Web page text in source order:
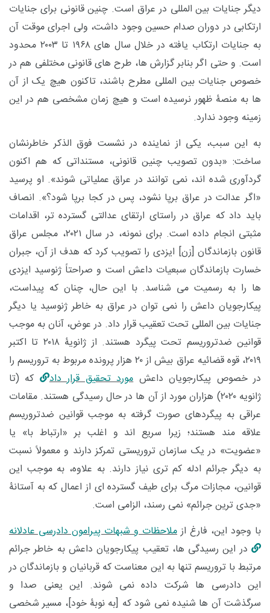
دیگر جنایات بین المللی در عراق است. چنین قانونی برای جنایات
ارتکابی در دوران صدام حسین وجود داشت، ولی اجرای موقت آن
به جنایات ارتکاب یافته در خلال سال های ۱۹۶۸ تا ۲۰۰۳ محدود
است. و حتی اگربنابر گزارش ها، طرح های قانونی مختلفی هم در
خصوص جنایات بین المللی مطرح باشند، تاکنون هیچ یک از آن
ها به منصۀ ظهور نرسیده است و هیچ زمان مشخصی هم در این
زمینه وجود ندارد.
به این سبب، یکی از نماینده در نشست فوق الذکر خاطرنشان
ساخت: «بدون تصویب چنین قانونی، مستنداتی که هم اکنون
گردآوری شده اند، نمی توانند در عراق عملیاتی شوند». او پرسید
«اگر عدالت در عراق برپا نشود، پس در کجا برپا شود؟». انصاف
باید داد که عراق در راستای ارتقای عدالتی گسترده تر، اقدامات
مثبتی انجام داده است. برای نمونه، در سال ۲۰۲۱، مجلس عراق
قانون بازماندگان [زن] ایزدی را تصویب کرد که هدف از آن، جبران
خسارت بازماندگان سبعیات داعش است و صراحتاً ژنوسید ایزدی
ها را به رسمیت می شناسد. با این حال، چنان که پیداست،
پیکارجویان داعش را نمی توان در عراق به خاطر ژنوسید یا دیگر
جنایات بین المللی تحت تعقیب قرار داد. در عوض، آنان به موجب
قوانین ضدتروریسم تحت پیگرد هستند. از ژانویۀ ۲۰۱۸ تا اکتبر
۲۰۱۹، قوه قضائیه عراق بیش از ۲۰ هزار پرونده مربوط به تروریسم را
در خصوص پیکارجویان داعشمورد تحقیق قرار داد
که (تا
ژانویه ۲۰۲۰) هزاران مورد از آن ها در حال رسیدگی هستند. مقامات
عراقی به پیگردهای صورت گرفته به موجب قوانین ضدتروریسم
علاقه مند هستند؛ زیرا سریع اند و اغلب بر «ارتباط با» یا
«عضویت» در یک سازمان تروریستی تمرکز دارند و معمولاً نسبت
به دیگر جرائم ادله کم تری نیاز دارند. به علاوه، به موجب این
قوانین، مجازات مرگ برای طیف گسترده ای از اعمال که به آستانۀ
«جدی ترین جرائم» نمی رسند، الزامی است.
با وجود این، فارغ ازملاحظات و شبهات پیرامون دادرسی عادلانه
در این رسیدگی ها، تعقیب پیکارجویان داعش به خاطر جرائم
مرتبط با تروریسم تنها به این معناست که قربانیان و بازماندگان در
این دادرسی ها شرکت داده نمی شوند. این یعنی صدا و
سرگذشت آن ها شنیده نمی شود که [به نوبۀ خود]، مسیر شخصی